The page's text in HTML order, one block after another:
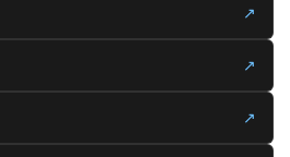
↗
↗
↗